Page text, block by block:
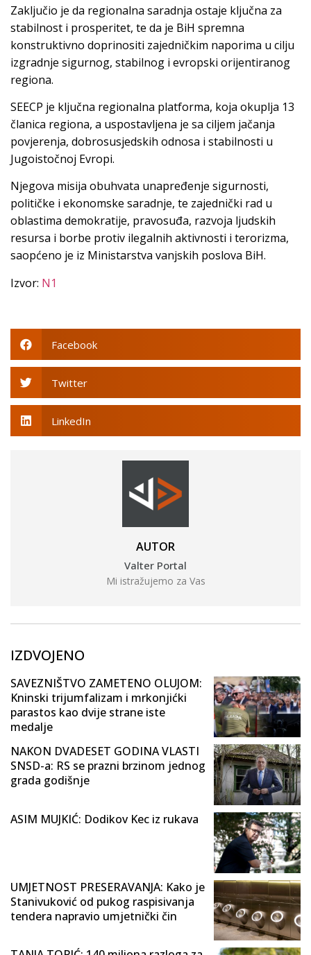
Zaključio je da regionalna saradnja ostaje ključna za
stabilnost i prosperitet, te da je BiH spremna
konstruktivno doprinositi zajedničkim naporima u cilju
izgradnje sigurnog, stabilnog i evropski orijentiranog
regiona.
SEECP je ključna regionalna platforma, koja okuplja 13
članica regiona, a uspostavljena je sa ciljem jačanja
povjerenja, dobrosusjedskih odnosa i stabilnosti u
Jugoistočnoj Evropi.
Njegova misija obuhvata unapređenje sigurnosti,
političke i ekonomske saradnje, te zajednički rad u
oblastima demokratije, pravosuđa, razvoja ljudskih
resursa i borbe protiv ilegalnih aktivnosti i terorizma,
saopćeno je iz Ministarstva vanjskih poslova BiH.
Izvor: N1
Facebook
Twitter
LinkedIn
AUTOR
Valter Portal
Mi istražujemo za Vas
IZDVOJENO
SAVEZNIŠTVO ZAMETENO OLUJOM:
Kninski trijumfalizam i mrkonjićki
parastos kao dvije strane iste
medalje
NAKON DVADESET GODINA VLASTI
SNSD-a: RS se prazni brzinom jednog
grada godišnje
ASIM MUJKIĆ: Dodikov Kec iz rukava
UMJETNOST PRESERAVANJA: Kako je
Stanivuković od pukog raspisivanja
tendera napravio umjetnički čin